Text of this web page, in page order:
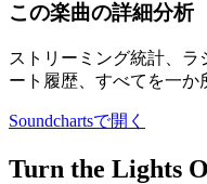
この楽曲の詳細分析
ストリーミング統計、
ート履歴、すべてを一か
Soundchartsで開く
Turn the Lights